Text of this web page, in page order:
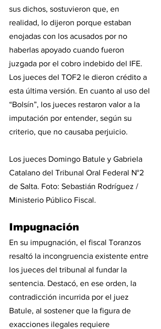
sus dichos, sostuvieron que, en
realidad, lo dijeron porque estaban
enojadas con los acusados por no
haberlas apoyado cuando fueron
juzgada por el cobro indebido del IFE.
Los jueces del TOF2 le dieron crédito a
esta última versión. En cuanto al uso del
“Bolsín”, los jueces restaron valor a la
imputación por entender, según su
criterio, que no causaba perjuicio.
Los jueces Domingo Batule y Gabriela
Catalano del Tribunal Oral Federal N°2
de Salta. Foto: Sebastián Rodríguez /
Ministerio Público Fiscal.
Impugnación
En su impugnación, el fiscal Toranzos
resaltó la incongruencia existente entre
los jueces del tribunal al fundar la
sentencia. Destacó, en ese orden, la
contradicción incurrida por el juez
Batule, al sostener que la figura de
exacciones ilegales requiere